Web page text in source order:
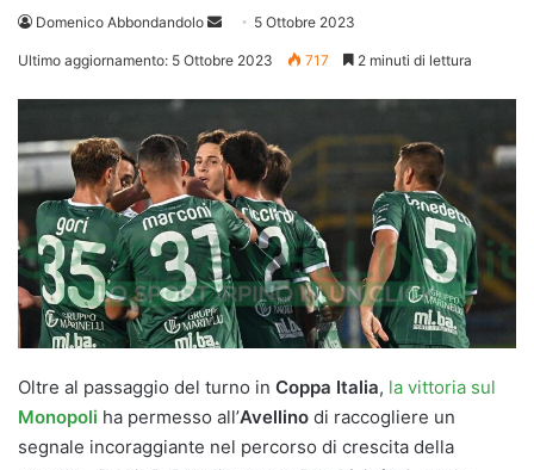
Domenico Abbondandolo
Invia 5 Ottobre 2023
Ultimo aggiornamento: 5 Ottobre 2023 717 2 minuti di lettura
Oltre al passaggio del turno in Coppa Italia, la vittoria sul
Monopoli ha permesso all’Avellino di raccogliere un
segnale incoraggiante nel percorso di crescita della